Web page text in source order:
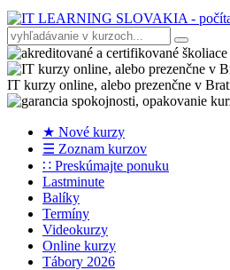
IT kurzy online, alebo prezenčne v
★ Nové kurzy
☰ Zoznam kurzov
∷ Preskúmajte ponuku
Lastminute
Balíky
Termíny
Videokurzy
Online kurzy
Tábory 2026